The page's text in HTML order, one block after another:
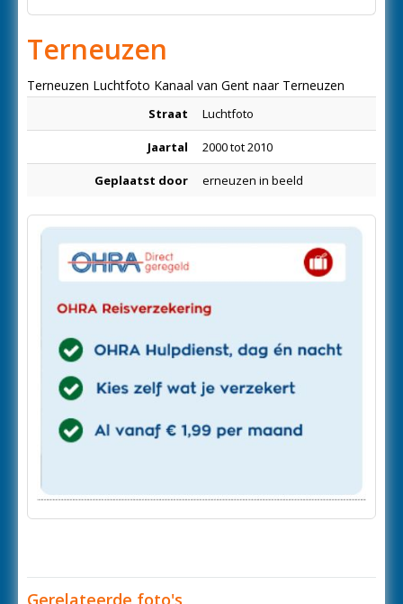
Terneuzen
Terneuzen Luchtfoto Kanaal van Gent naar Terneuzen
Straat Luchtfoto
Jaartal 2000 tot 2010
Geplaatst door erneuzen in beeld
Gerelateerde foto's